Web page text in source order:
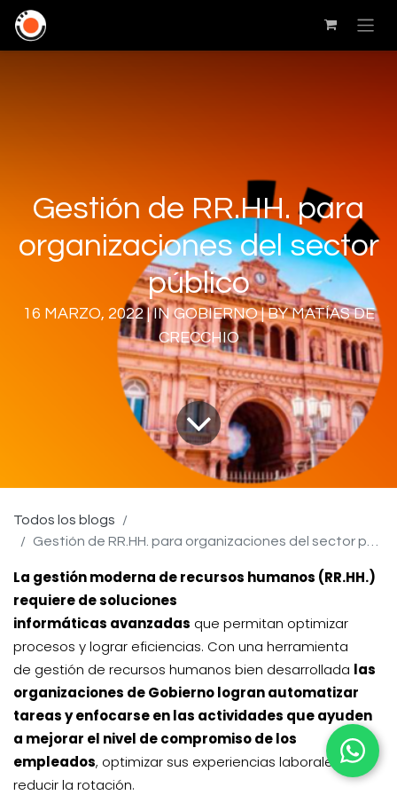
Gestión de RR.HH. para
organizaciones del sector
público
16 MARZO, 2022 | IN GOBIERNO | BY MATÍAS DE
CRECCHIO
Todos los blogs
Gestión de RR.HH. para organizaciones del sector público
La gestiónmoderna de recursos humanos (RR.HH.)
requiere desoluciones
informáticas avanzadas que permitan optimizar
procesos y lograr eficiencias. Con una herramienta
de gestión de recursos humanos bien desarrollada las
organizaciones de Gobierno logran automatizar
tareas y enfocarse en las actividades que ayuden
a mejorar el nivel de compromiso de los
empleados, optimizar sus experiencias laborales y
reducir la rotación.